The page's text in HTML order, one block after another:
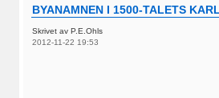
BYANAMNEN I 1500-TALETS
Skrivet av P.E.Ohls
2012-11-22 19:53